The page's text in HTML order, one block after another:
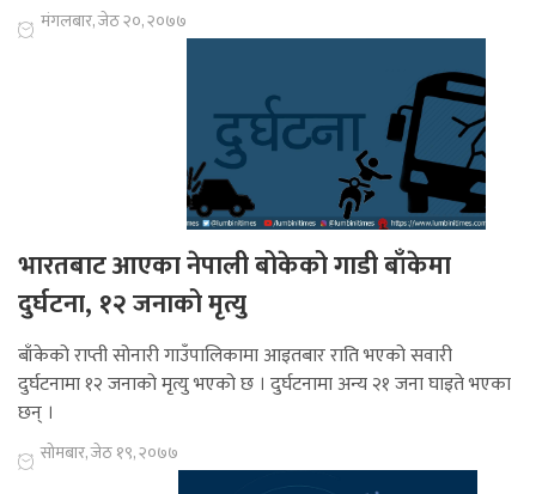
मंगलबार, जेठ २०, २०७७
भारतबाट आएका नेपाली बोकेको गाडी बाँकेमा
दुर्घटना, १२ जनाको मृत्यु
बाँकेको राप्ती सोनारी गाउँपालिकामा आइतबार राति भएको सवारी
दुर्घटनामा १२ जनाको मृत्यु भएको छ । दुर्घटनामा अन्य २१ जना घाइते भएका
छन् ।
सोमबार, जेठ १९, २०७७